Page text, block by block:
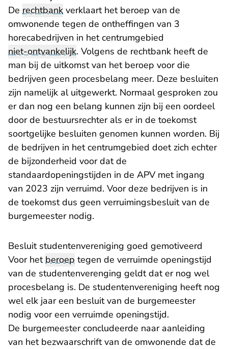
De rechtbank verklaart het beroep van de
omwonende tegen de ontheffingen van 3
horecabedrijven in het centrumgebied
niet-ontvankelijk. Volgens de rechtbank heeft de
man bij de uitkomst van het beroep voor die
bedrijven geen procesbelang meer. Deze besluiten
zijn namelijk al uitgewerkt. Normaal gesproken zou
er dan nog een belang kunnen zijn bij een oordeel
door de bestuursrechter als er in de toekomst
soortgelijke besluiten genomen kunnen worden. Bij
de bedrijven in het centrumgebied doet zich echter
de bijzonderheid voor dat de
standaardopeningstijden in de APV met ingang
van 2023 zijn verruimd. Voor deze bedrijven is in
de toekomst dus geen verruimingsbesluit van de
burgemeester nodig.
Besluit studentenvereniging goed gemotiveerd
Voor hetberoep tegen de verruimde openingstijd
van de studentenverenging geldt dat er nog wel
procesbelang is. De studentenvereniging heeft nog
wel elk jaar een besluit van de burgemeester
nodig voor een verruimde openingstijd.
De burgemeester concludeerde naar aanleiding
van het bezwaarschrift van de omwonende dat de